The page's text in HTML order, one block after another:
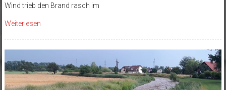
Wind trieb den Brand rasch im
Weiterlesen